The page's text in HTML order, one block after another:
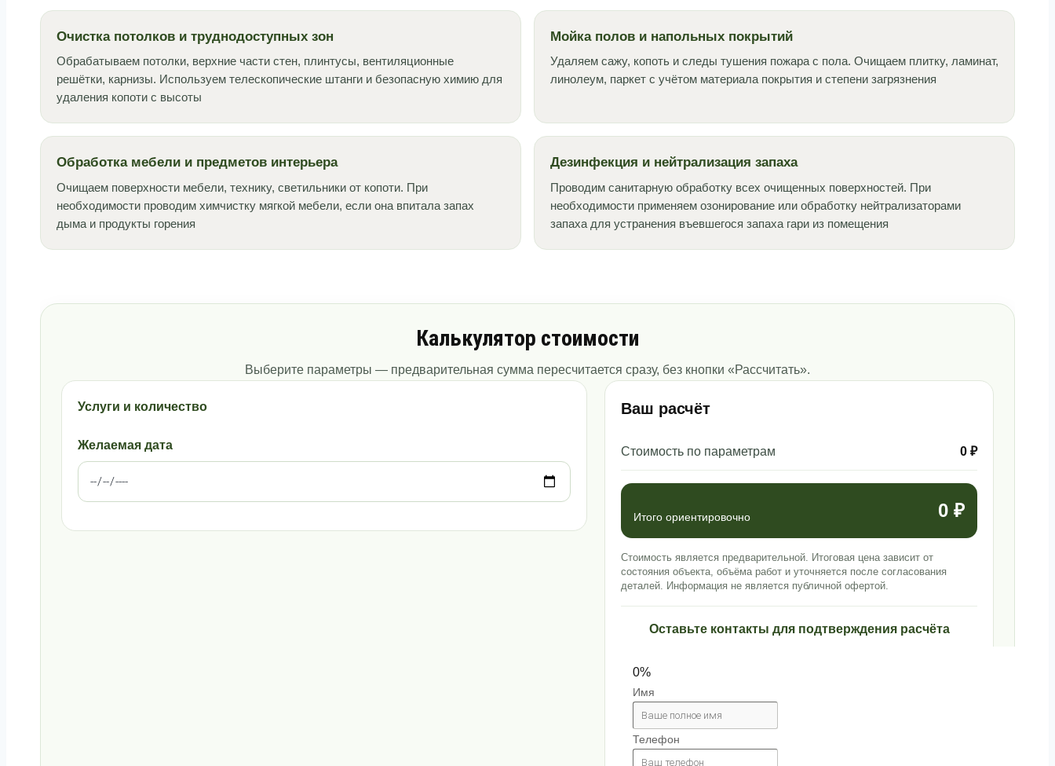
Очистка потолков и труднодоступных зон
Обрабатываем потолки, верхние части стен, плинтусы, вентиляционные
решётки, карнизы. Используем телескопические штанги и безопасную химию для
удаления копоти с высоты
Мойка полов и напольных покрытий
Удаляем сажу, копоть и следы тушения пожара с пола. Очищаем плитку, ламинат,
линолеум, паркет с учётом материала покрытия и степени загрязнения
Обработка мебели и предметов интерьера
Очищаем поверхности мебели, технику, светильники от копоти. При
необходимости проводим химчистку мягкой мебели, если она впитала запах
дыма и продукты горения
Дезинфекция и нейтрализация запаха
Проводим санитарную обработку всех очищенных поверхностей. При
необходимости применяем озонирование или обработку нейтрализаторами
запаха для устранения въевшегося запаха гари из помещения
Калькулятор стоимости
Выберите параметры — предварительная сумма пересчитается сразу, без кнопки «Рассчитать».
Услуги и количество
Желаемая дата
Ваш расчёт
Стоимость по параметрам 0 ₽
Итого ориентировочно 0 ₽
Стоимость является предварительной. Итоговая цена зависит от
состояния объекта, объёма работ и уточняется после согласования
деталей. Информация не является публичной офертой.
Оставьте контакты для подтверждения расчёта
0%
Имя
Телефон